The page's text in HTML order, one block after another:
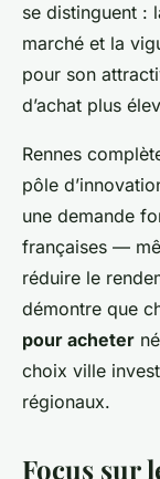
se distinguent :
marché et la
pour son
d’achat plus
Rennes
pôle
une demande
françaises —
réduire le
démontre que
pour acheter
choix ville
régionaux.
Focus sur